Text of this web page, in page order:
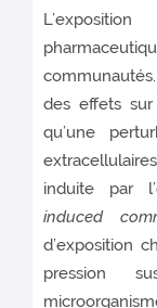
des effets
qu’une
extracellulaires
induite par
induced
d’exposition
pression